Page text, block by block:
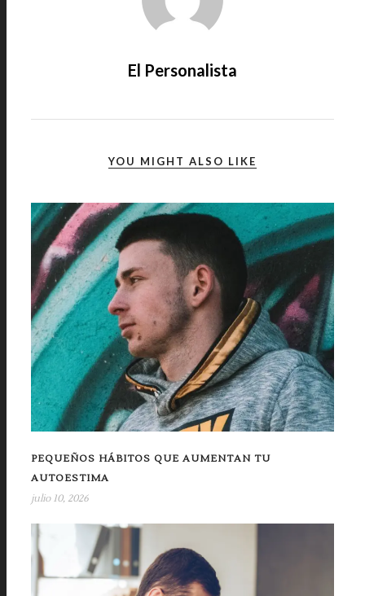
El Personalista
YOU MIGHT ALSO LIKE
PEQUEÑOS HÁBITOS QUE AUMENTAN TU
AUTOESTIMA
julio 10, 2026